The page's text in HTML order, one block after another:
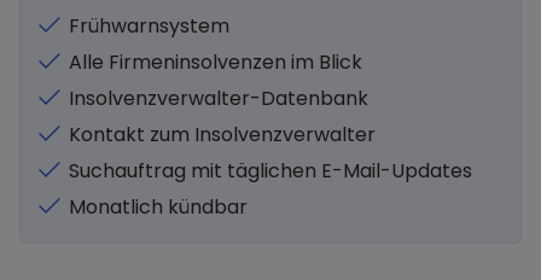
Frühwarnsystem
Alle Firmeninsolvenzen im Blick
Insolvenzverwalter-Datenbank
Kontakt zum Insolvenzverwalter
Suchauftrag mit täglichen E-Mail-Updates
Monatlich kündbar